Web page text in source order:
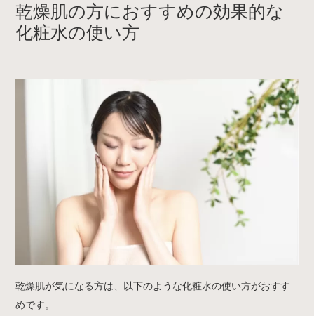
乾燥肌の方におすすめの効果的な
化粧水の使い方
乾燥肌が気になる方は、以下のような化粧水の使い方がおすす
めです。